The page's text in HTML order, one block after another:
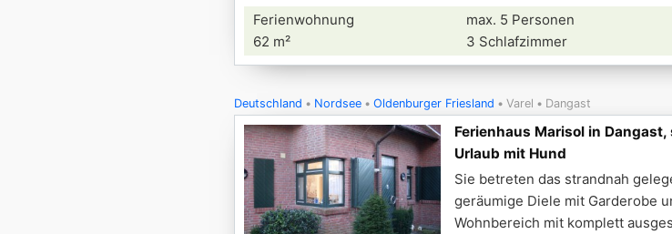
Ferienwohnung
62 m²
max. 5 Personen
3 Schlafzimmer
Deutschland Nordsee Oldenburger Friesland Varel Dangast
Ferienhaus Marisol in
Urlaub mit Hund
Sie betreten das strandnah
geräumige Diele mit Garderobe
Wohnbereich mit komplett